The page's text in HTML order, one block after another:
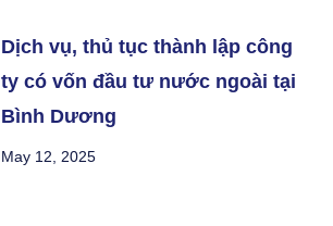
Dịch vụ, thủ tục thành lập công
ty có vốn đầu tư nước ngoài tại
Bình Dương
May 12, 2025